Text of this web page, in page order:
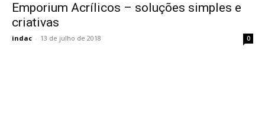
Emporium Acrílicos – soluções simples e
criativas
indac - 13 de julho de 2018 0